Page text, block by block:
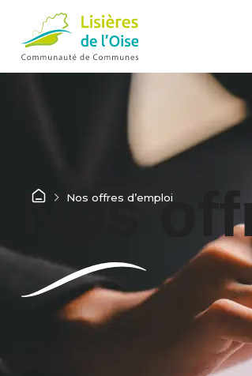
Nos offres d’emploi
Nos